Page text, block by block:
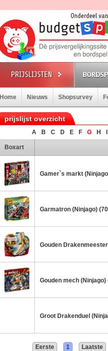
Home Nieuws Shopsurvey
prijslijst overzicht
A B C D E F G H
Boxart
Gamer`s markt
Garmatron (Ninjago)
Gouden
Gouden mech (Ninjago)
Groot Drakenduel
Eerste 1
Laatste